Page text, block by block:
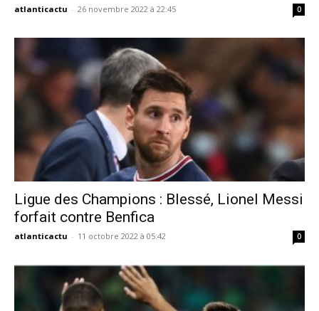
atlanticactu - 26 novembre 2022 à 22:45 0
Ligue des Champions : Blessé, Lionel Messi
forfait contre Benfica
atlanticactu - 11 octobre 2022 à 05:42 0